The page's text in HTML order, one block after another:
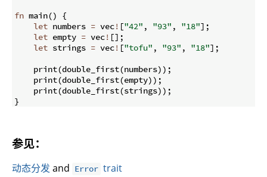
fn main()
{
let numbers = vec! ["42" , "93" , "18"] ;
let empty = vec! [] ;
let strings = vec! ["tofu" , "93" , "18"] ;
    print
(double_first(numbers)) ;
    print
(double_first(empty)) ;
    print
(double_first(strings)) ;
}
参见：
动态分发 and Error trait